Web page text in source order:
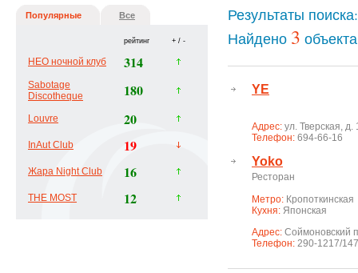
Популярные Все
рейтинг + / -
НЕО ночной клуб 314
Sabotage
Discotheque
180
Louvre 20
InAut Club 19
Жара Night Club 16
THE MOST 12
Результаты
Найдено 3
YE
Адрес: ул. Тверская, д.
Телефон: 694-66-16
Yoko
Ресторан
Метро: Кропоткинская
Кухня: Японская
Адрес: Соймоновский
Телефон: 290-1217/